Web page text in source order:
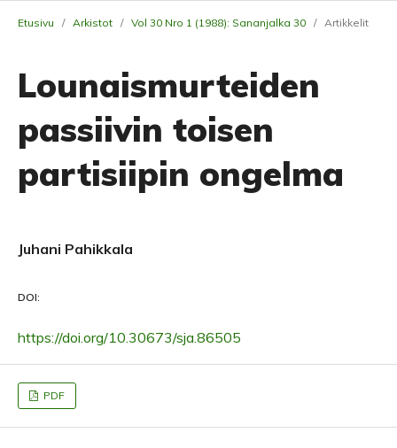
Etusivu / Arkistot / Vol 30 Nro 1 (1988): Sananjalka 30 / Artikkelit
Lounaismurteiden
passiivin toisen
partisiipin ongelma
Juhani Pahikkala
DOI:
https://doi.org/10.30673/sja.86505
PDF